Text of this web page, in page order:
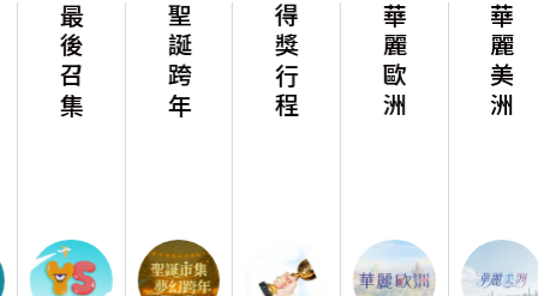
最後召集 聖誕跨年 得獎行程 華麗歐洲 華麗美洲